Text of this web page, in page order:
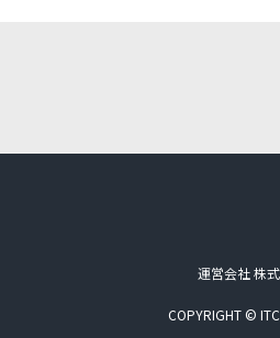
運営会社 株
COPYRIGHT ©